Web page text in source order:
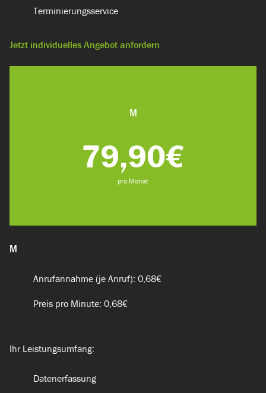
Terminierungsservice​
Jetzt individuelles Angebot anfordern
M
79,90€
pro Monat
M
Anrufannahme (je Anruf): 0,68€
Preis pro Minute: 0,68€
Ihr Leistungsumfang:
Datenerfassung